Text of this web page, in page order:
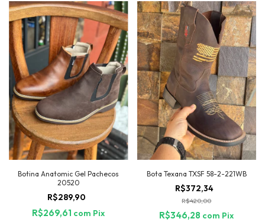
Botina Anatomic Gel Pachecos
20520
R$289,90
R$269,61 com Pix
Bota Texana TXSF 58-2-221WB
R$372,34
R$420,00
R$346,28 com Pix